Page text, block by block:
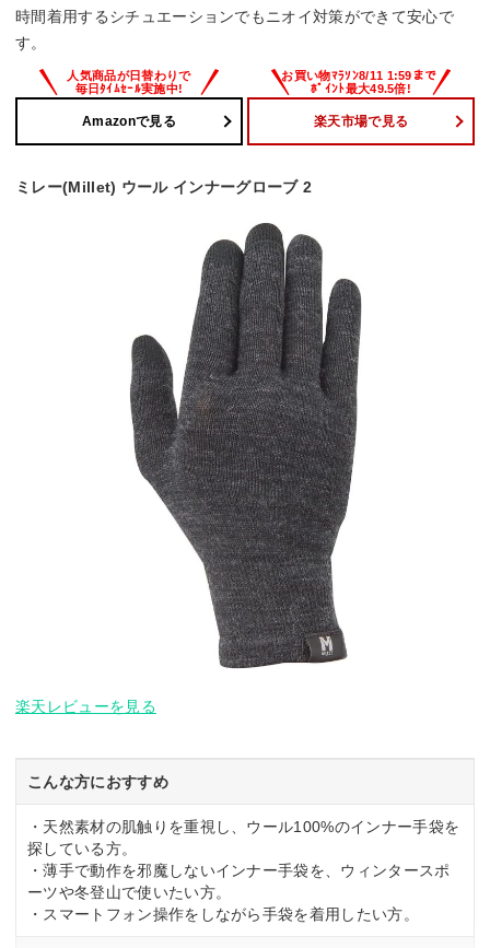
時間着用するシチュエーションでもニオイ対策ができて安心で
す。
Amazonで見る 楽天市場で見る
ミレー(Millet) ウール インナーグローブ 2
楽天レビューを見る
こんな方におすすめ
・天然素材の肌触りを重視し、ウール100%のインナー手袋を
探している方。
・薄手で動作を邪魔しないインナー手袋を、ウィンタースポ
ーツや冬登山で使いたい方。
・スマートフォン操作をしながら手袋を着用したい方。